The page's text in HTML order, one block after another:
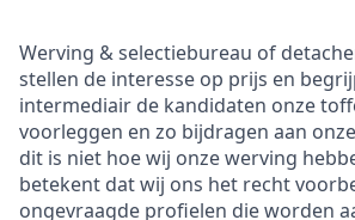
Werving & selectiebureau of
stellen de interesse op prijs en
intermediair de kandidaten onze
voorleggen en zo bijdragen aan
dit is niet hoe wij onze werving
betekent dat wij ons het recht
ongevraagde profielen die worden